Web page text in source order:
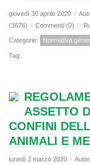
giovedì 30 aprile 2020 /
(3676) / Commenti (0) /
Categorie: Normativa
Tag:
ASSETTO
CONFINI
ANIMALI E
lunedì 2 marzo 2020 /